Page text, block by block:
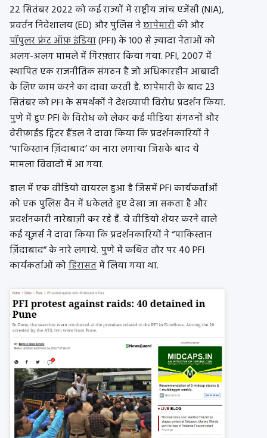
22 सितंबर 2022 को कई राज्यों में राष्ट्रीय जांच एजेंसी (NIA),
प्रवर्तन निदेशालय (ED) और पुलिस नेछापेमारीकी और
पॉपुलर फ्रंट ऑफ़ इंडिया(PFI) के 100 से ज़्यादा नेताओं को
अलग-अलग मामले में गिरफ़्तार किया गया. PFI, 2007 में
स्थापित एक राजनीतिक संगठन है जो अधिकारहीन आबादी
के लिए काम करने का दावा करती है. छापेमारी के बाद 23
सितंबर को PFI के समर्थकों ने देशव्यापी विरोध प्रदर्शन किया.
पुणे में हुए PFI के विरोध को लेकर कई मीडिया संगठनों और
वेरीफ़ाईड ट्विटर हैंडल ने दावा किया कि प्रदर्शनकारियों ने
‘पाकिस्तान ज़िंदाबाद’ का नारा लगाया जिसके बाद ये
मामला विवादों में आ गया.
हाल में एक वीडियो वायरल हुआ है जिसमें PFI कार्यकर्ताओं
को एक पुलिस वैन में धकेलते हुए देखा जा सकता है और
प्रदर्शनकारी नारेबाज़ी कर रहे हैं. ये वीडियो शेयर करने वाले
कई यूज़र्स ने दावा किया कि प्रदर्शनकारियों ने “पाकिस्तान
ज़िंदाबाद” के नारे लगाये. पुणे में कथित तौर पर 40 PFI
कार्यकर्ताओं कोहिरासतमें लिया गया था.